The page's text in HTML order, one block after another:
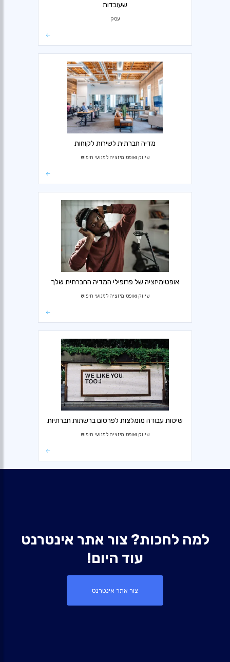
שעובדות
עסק
מדיה חברתית לשירות לקוחות
שיווק ואופטימיזציה למנועי חיפוש
אופטימיזציה של פרופילי המדיה החברתית שלך
שיווק ואופטימיזציה למנועי חיפוש
שיטות עבודה מומלצות לפרסום ברשתות חברתיות
שיווק ואופטימיזציה למנועי חיפוש
למה לחכות? צור אתר אינטרנט
עוד היום!
צור אתר אינטרנט